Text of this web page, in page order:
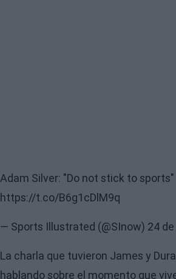
Adam Silver: "Do not stick to sports"
https://t.co/B6g1cDlM9q
— Sports Illustrated (@SInow) 24
La charla que tuvieron James y
hablando sobre el momento que